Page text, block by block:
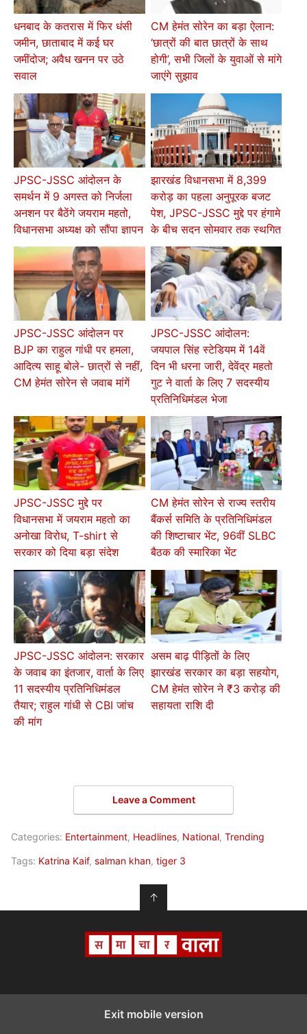
धनबाद के कतरास में फिर धंसी
जमीन, छाताबाद में कई घर
जमींदोज; अवैध खनन पर उठे
सवाल
CM हेमंत सोरेन का बड़ा ऐलान:
‘छात्रों की बात छात्रों के साथ
होगी’, सभी जिलों के युवाओं से मांगे
जाएंगे सुझाव
JPSC-JSSC आंदोलन के
समर्थन में 9 अगस्त को निर्जला
अनशन पर बैठेंगे जयराम महतो,
विधानसभा अध्यक्ष को सौंपा ज्ञापन
झारखंड विधानसभा में 8,399
करोड़ का पहला अनुपूरक बजट
पेश, JPSC-JSSC मुद्दे पर हंगामे
के बीच सदन सोमवार तक स्थगित
JPSC-JSSC आंदोलन पर
BJP का राहुल गांधी पर हमला,
आदित्य साहू बोले- छात्रों से नहीं,
CM हेमंत सोरेन से जवाब मांगें
JPSC-JSSC आंदोलन:
जयपाल सिंह स्टेडियम में 14वें
दिन भी धरना जारी, देवेंद्र महतो
गुट ने वार्ता के लिए 7 सदस्यीय
प्रतिनिधिमंडल भेजा
JPSC-JSSC मुद्दे पर
विधानसभा में जयराम महतो का
अनोखा विरोध, T-shirt से
सरकार को दिया बड़ा संदेश
CM हेमंत सोरेन से राज्य स्तरीय
बैंकर्स समिति के प्रतिनिधिमंडल
की शिष्टाचार भेंट, 96वीं SLBC
बैठक की स्मारिका भेंट
JPSC-JSSC आंदोलन: सरकार
के जवाब का इंतजार, वार्ता के लिए
11 सदस्यीय प्रतिनिधिमंडल
तैयार; राहुल गांधी से CBI जांच
की मांग
असम बाढ़ पीड़ितों के लिए
झारखंड सरकार का बड़ा सहयोग,
CM हेमंत सोरेन ने ₹3 करोड़ की
सहायता राशि दी
Leave a Comment
Categories: Entertainment, Headlines, National, Trending
Tags: Katrina Kaif, salman khan, tiger 3
↑
Exit mobile version